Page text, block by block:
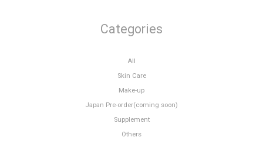
Categories
All
Skin Care
Make-up
Japan Pre-order(coming soon)
Supplement
Others